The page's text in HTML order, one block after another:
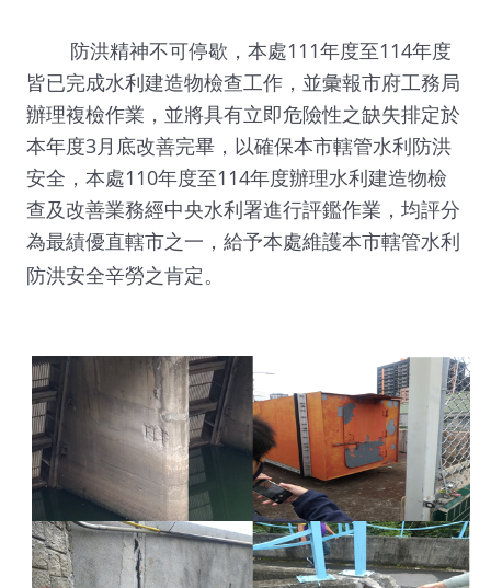
防洪精神不可停歇，本處111年度至114年度
皆已完成水利建造物檢查工作，並彙報市府工務局
辦理複檢作業，並將具有立即危險性之缺失排定於
本年度3月底改善完畢，以確保本市轄管水利防洪
安全，本處110年度至114年度辦理水利建造物檢
查及改善業務經中央水利署進行評鑑作業，均評分
為最績優直轄市之一，給予本處維護本市轄管水利
防洪安全辛勞之肯定。